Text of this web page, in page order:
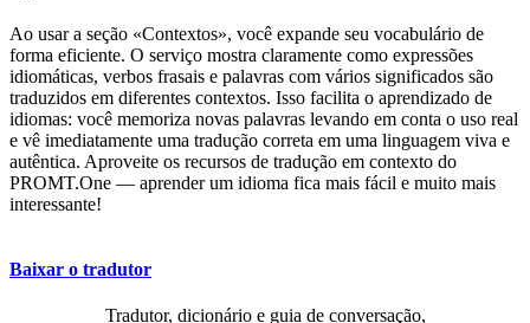
Ao usar a seção «Contextos», você expande seu vocabulário de
forma eficiente. O serviço mostra claramente como expressões
idiomáticas, verbos frasais e palavras com vários significados são
traduzidos em diferentes contextos. Isso facilita o aprendizado de
idiomas: você memoriza novas palavras levando em conta o uso real
e vê imediatamente uma tradução correta em uma linguagem viva e
autêntica. Aproveite os recursos de tradução em contexto do
PROMT.One — aprender um idioma fica mais fácil e muito mais
interessante!
Baixar o tradutor
Tradutor, dicionário e guia de conversação,